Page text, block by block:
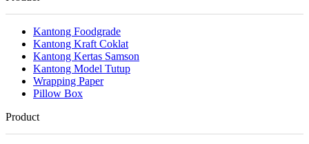
Kantong Foodgrade
Kantong Kraft Coklat
Kantong Kertas Samson
Kantong Model Tutup
Wrapping Paper
Pillow Box
Product